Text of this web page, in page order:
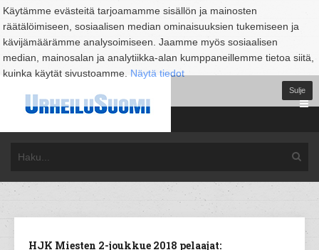
Käytämme evästeitä tarjoamamme sisällön ja mainosten
räätälöimiseen, sosiaalisen median ominaisuuksien tukemiseen ja
kävijämäärämme analysoimiseen. Jaamme myös sosiaalisen
median, mainosalan ja analytiikka-alan kumppaneillemme tietoa siitä,
kuinka käytät sivustoamme. Näytä tiedot
Sulje
HJK Miesten 2-joukkue 2018 pelaajat: